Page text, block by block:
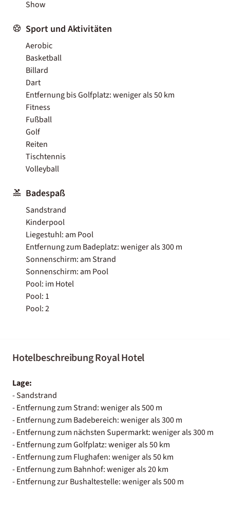
Show
Sport und Aktivitäten
Aerobic
Basketball
Billard
Dart
Entfernung bis Golfplatz: weniger als 50 km
Fitness
Fußball
Golf
Reiten
Tischtennis
Volleyball
Badespaß
Sandstrand
Kinderpool
Liegestuhl: am Pool
Entfernung zum Badeplatz: weniger als 300 m
Sonnenschirm: am Strand
Sonnenschirm: am Pool
Pool: im Hotel
Pool: 1
Pool: 2
Hotelbeschreibung Royal Hotel
Lage:
- Sandstrand
- Entfernung zum Strand: weniger als 500 m
- Entfernung zum Badebereich: weniger als 300 m
- Entfernung zum nächsten Supermarkt: weniger als 300 m
- Entfernung zum Golfplatz: weniger als 50 km
- Entfernung zum Flughafen: weniger als 50 km
- Entfernung zum Bahnhof: weniger als 20 km
- Entfernung zur Bushaltestelle: weniger als 500 m